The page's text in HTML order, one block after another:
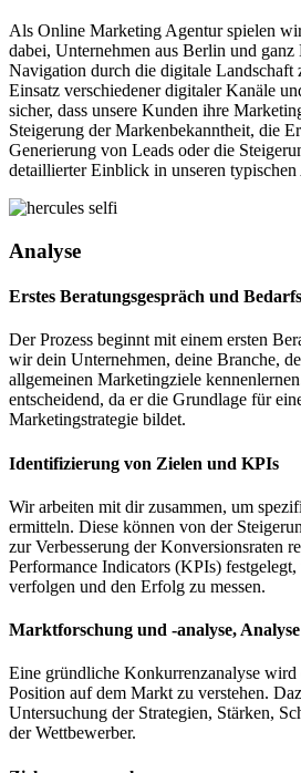
Als Online Marketing Agentur spielen
dabei, Unternehmen aus Berlin und ganz
Navigation durch die digitale Landschaft
Einsatz verschiedener digitaler Kanäle
sicher, dass unsere Kunden ihre
Steigerung der Markenbekanntheit, die
Generierung von Leads oder die
detaillierter Einblick in unseren typischen
Analyse
Erstes Beratungsgespräch und
Der Prozess beginnt mit einem ersten
wir dein Unternehmen, deine Branche,
allgemeinen Marketingziele
entscheidend, da er die Grundlage für
Marketingstrategie bildet.
Identifizierung von Zielen und KPIs
Wir arbeiten mit dir zusammen, um
ermitteln. Diese können von der
zur Verbesserung der Konversionsraten
Performance Indicators (KPIs)
verfolgen und den Erfolg zu messen.
Marktforschung und -analyse,
Eine gründliche Konkurrenzanalyse
Position auf dem Markt zu verstehen.
Untersuchung der Strategien, Stärken,
der Wettbewerber.